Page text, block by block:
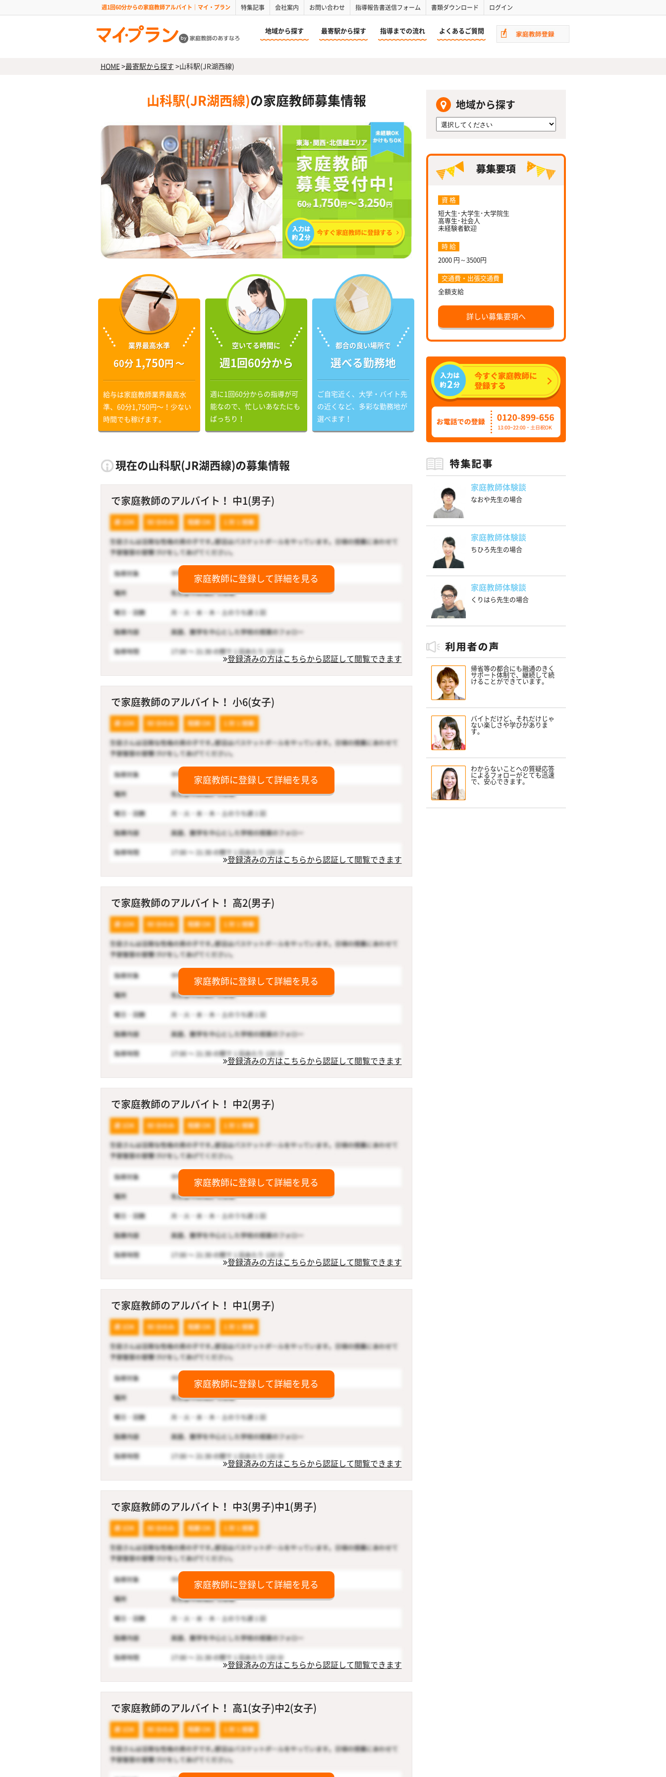
週1回60分からの家庭教師アルバイト｜マイ・プラン 特集記事 会社案内 お問い合わせ 指導報告書送信フォーム 書類ダウンロード ログイン
地域から探す 最寄駅から探す 指導までの流れ よくあるご質問
HOME>最寄駅から探す >山科駅(JR湖西線)
山科駅(JR湖西線)の家庭教師募集情報
業界最高水準
60分 1,750円 〜
給与は家庭教師業界最高水
準、60分1,750円〜！少ない
時間でも稼げます。
空いてる時間に
週1回60分から
週に1回60分からの指導が可
能なので、忙しいあなたにも
ばっちり！
都合の良い場所で
選べる勤務地
ご自宅近く、大学・バイト先
の近くなど、多彩な勤務地が
選べます！
現在の山科駅(JR湖西線)の募集情報
で家庭教師のアルバイト！ 中1(男子)
家庭教師に登録して詳細を見る
登録済みの方はこちらから認証して閲覧できます
で家庭教師のアルバイト！ 小6(女子)
家庭教師に登録して詳細を見る
登録済みの方はこちらから認証して閲覧できます
で家庭教師のアルバイト！ 高2(男子)
家庭教師に登録して詳細を見る
登録済みの方はこちらから認証して閲覧できます
で家庭教師のアルバイト！ 中2(男子)
家庭教師に登録して詳細を見る
登録済みの方はこちらから認証して閲覧できます
で家庭教師のアルバイト！ 中1(男子)
家庭教師に登録して詳細を見る
登録済みの方はこちらから認証して閲覧できます
で家庭教師のアルバイト！ 中3(男子)中1(男子)
家庭教師に登録して詳細を見る
登録済みの方はこちらから認証して閲覧できます
で家庭教師のアルバイト！ 高1(女子)中2(女子)
地域から探す
資 格
短大生･大学生･大学院生
高専生･社会人
未経験者歓迎
時 給
2000 円～3500円
交通費・出張交通費
全額支給
詳しい募集要項へ
家庭教師体験談
なおや先生の場合
家庭教師体験談
ちひろ先生の場合
家庭教師体験談
くりはら先生の場合
帰省等の都合にも融通のきく
サポート体制で、継続して続
けることができています。
バイトだけど、それだけじゃ
ない楽しさや学びがありま
す。
わからないことへの質疑応答
によるフォローがとても迅速
で、安心できます。